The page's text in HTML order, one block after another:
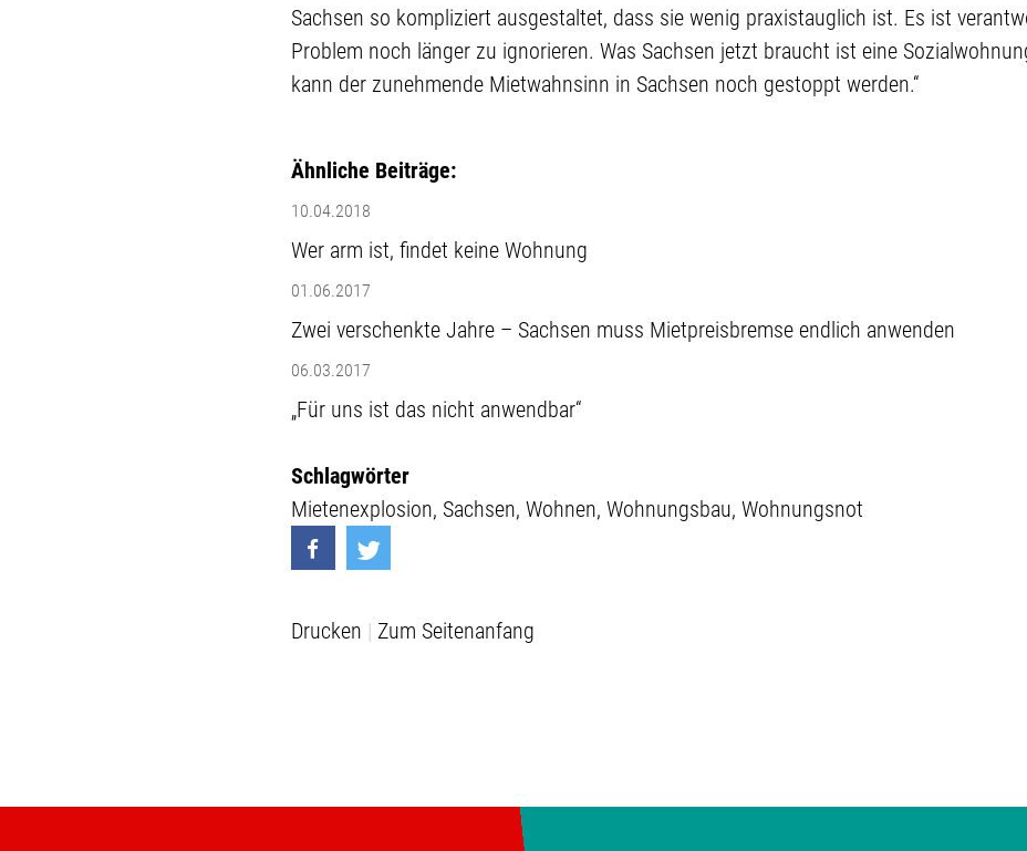
Sachsen so kompliziert ausgestaltet, dass sie wenig praxistauglich ist. Es ist
Problem noch länger zu ignorieren. Was Sachsen jetzt braucht ist eine
kann der zunehmende Mietwahnsinn in Sachsen noch gestoppt werden.“
Ähnliche Beiträge:
10.04.2018
Wer arm ist, findet keine Wohnung
01.06.2017
Zwei verschenkte Jahre – Sachsen muss Mietpreisbremse endlich anwenden
06.03.2017
„Für uns ist das nicht anwendbar“
Schlagwörter
Mietenexplosion Sachsen Wohnen Wohnungsbau Wohnungsnot
Drucken Zum Seitenanfang